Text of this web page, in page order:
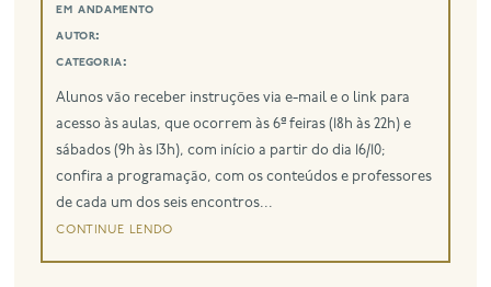
em andamento
autor:
categoria:
Alunos vão receber instruções via e-mail e o link para
acesso às aulas, que ocorrem às 6ª feiras (18h às 22h) e
sábados (9h às 13h), com início a partir do dia 16/10;
confira a programação, com os conteúdos e professores
de cada um dos seis encontros...
continue lendo